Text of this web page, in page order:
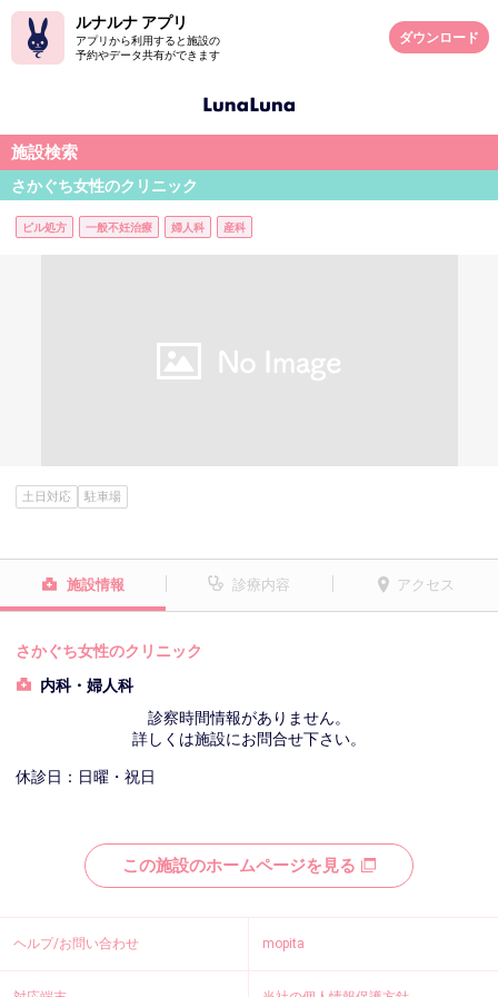
ルナルナ アプリ
アプリから利用すると施設の
予約やデータ共有ができます
ダウンロード
施設検索
さかぐち女性のクリニック
ピル処方 一般不妊治療 婦人科 産科
土日対応 駐車場
施設情報 診療内容 アクセス
さかぐち女性のクリニック
内科・婦人科
診察時間情報がありません。
詳しくは施設にお問合せ下さい。
休診日：日曜・祝日
この施設のホームページを見る
ヘルプ/お問い合わせ mopita